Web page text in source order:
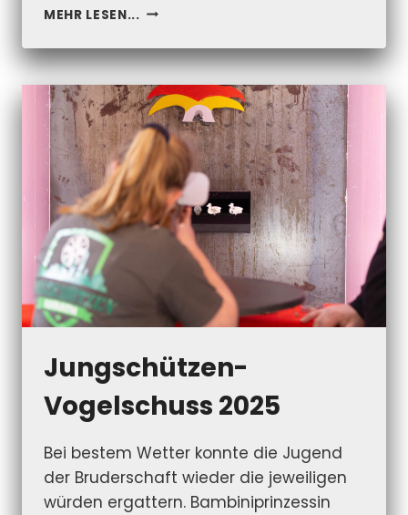
MEHR LESEN... DIE
FEIERN
IHRE
NEUE
SCHÜTZENKÖNIGIN
Jungschützen-
Vogelschuss 2025
Bei bestem Wetter konnte die Jugend
der Bruderschaft wieder die jeweiligen
würden ergattern. Bambiniprinzessin